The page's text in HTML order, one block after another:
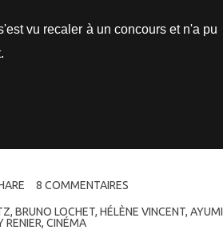
vu recaler à un concours et n'a pu
8 COMMENTAIRES
,BRUNO LOCHET,HÉLÈNE VINCENT,AYUMI
RENIER, CINÉMA